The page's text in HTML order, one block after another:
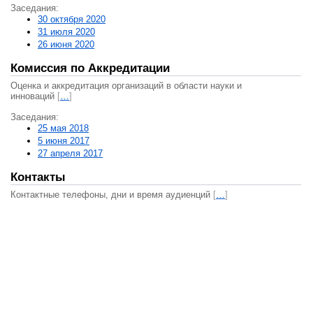
Заседания:
30 октября 2020
31 июля 2020
26 июня 2020
Комиссия по Аккредитации
Оценка и аккредитация организаций в области науки и
инноваций […]
Заседания:
25 мая 2018
5 июня 2017
27 апреля 2017
Контакты
Контактные телефоны, дни и время аудиенций […]